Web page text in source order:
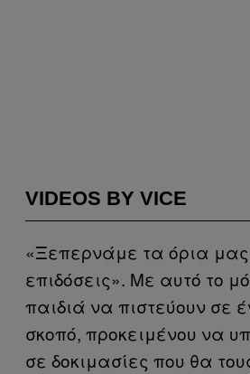
VIDEOS BY VICE
«Ξεπερνάμε τα όρια
επιδόσεις». Με αυτό το
παιδιά να πιστεύουν σε
σκοπό, προκειμένου να
σε δοκιμασίες που θα